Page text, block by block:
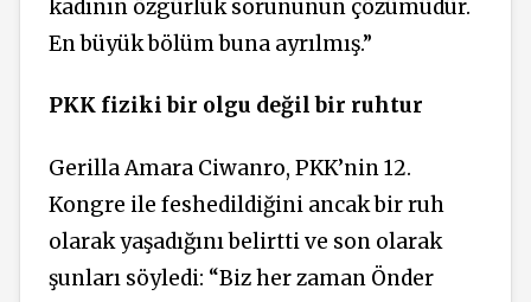
kadının özgürlük sorununun çözümüdür.
En büyük bölüm buna ayrılmış.”
PKK fiziki bir olgu değilbir ruhtur
Gerilla Amara Ciwanro, PKK’nin 12.
Kongre ile feshedildiğini ancak bir ruh
olarak yaşadığını belirtti ve son olarak
şunları söyledi: “Biz her zaman Önder